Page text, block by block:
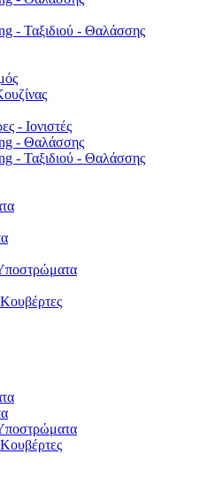
- Ταξιδιού - Θαλάσσης
- Ιονιστές
- Θαλάσσης
- Ταξιδιού - Θαλάσσης